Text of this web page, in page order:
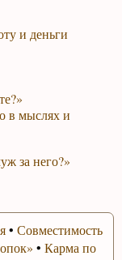
и деньги
в мыслях и
за него?»
• Совместимость
• Карма по